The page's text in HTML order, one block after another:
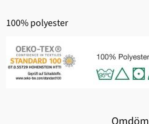
100% polyester